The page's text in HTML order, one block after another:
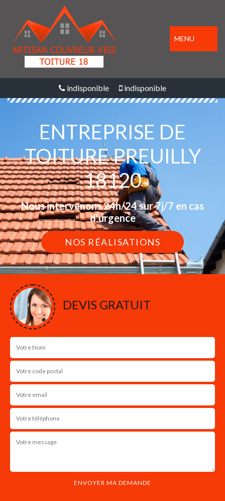
MENU
indisponible indisponible
ENTREPRISE DE
TOITURE PREUILLY
18120
Nous intervenons 24h/24 sur 7j/7 en cas
d'urgence
NOS RÉALISATIONS
DEVIS GRATUIT